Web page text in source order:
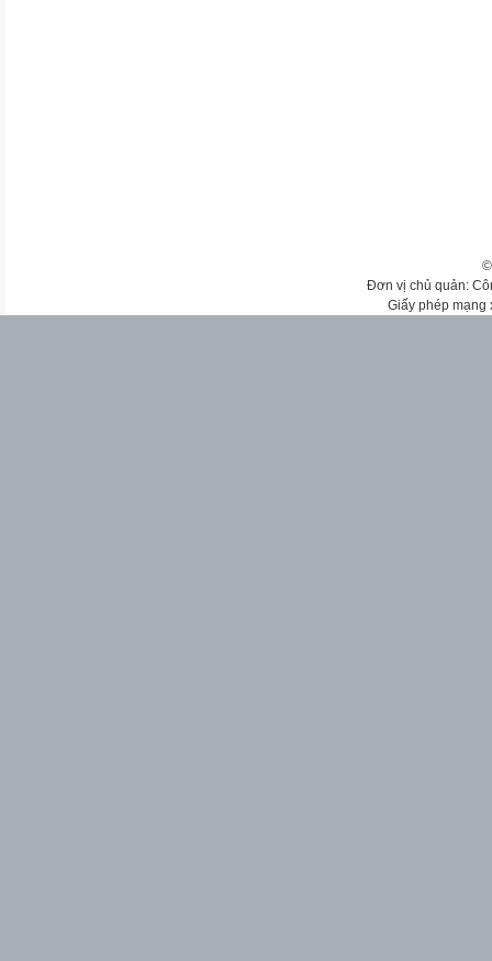
Đơn vị chủ quản:
Giấy phép mạng